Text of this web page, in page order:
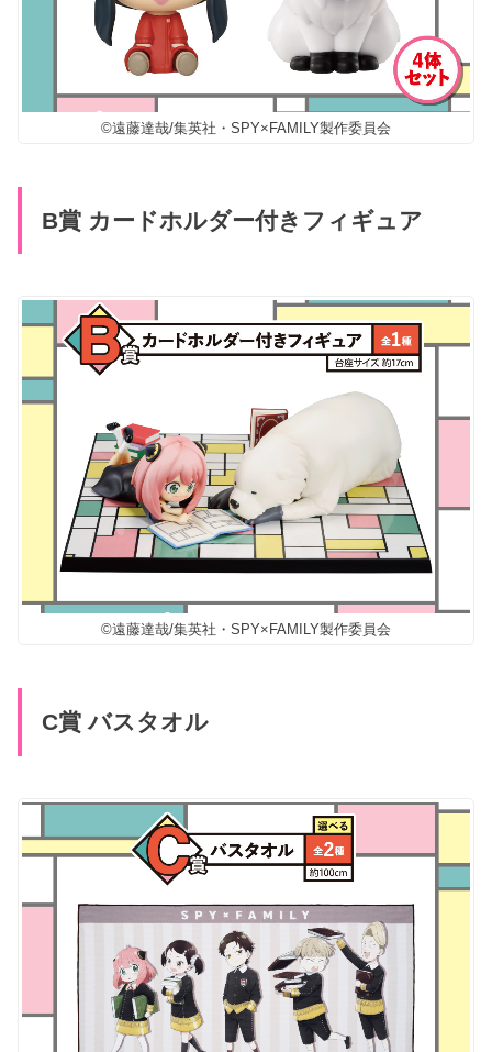
©遠藤達哉/集英社・SPY×FAMILY製作委員会
B賞 カードホルダー付きフィギュア
©遠藤達哉/集英社・SPY×FAMILY製作委員会
C賞 バスタオル